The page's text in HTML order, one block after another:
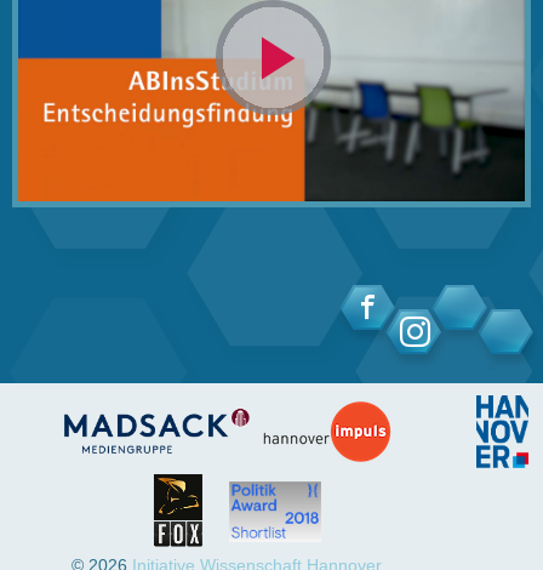
Video
abspielen
© 2026 Initiative Wissenschaft Hannover